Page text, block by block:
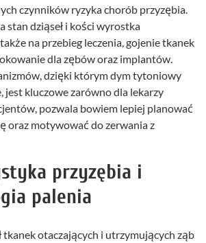
czynników ryzyka chorób przyzębia.
stan dziąseł i kości wyrostka
na przebieg leczenia, gojenie tkanek
dla zębów oraz implantów.
dzięki którym dym tytoniowy
jest kluczowe zarówno dla lekarzy
pozwala bowiem lepiej planować
oraz motywować do zerwania z
przyzębia i
palenia
tkanek otaczających i utrzymujących ząb